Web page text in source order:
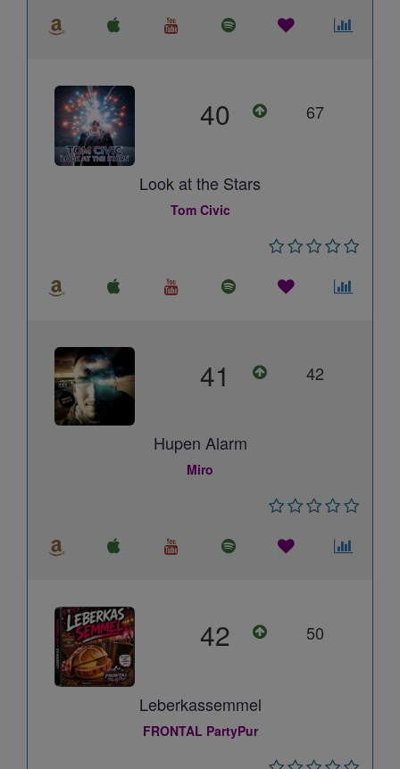
40 67
Look at the Stars
Tom Civic
41 42
Hupen Alarm
Miro
42 50
Leberkassemmel
FRONTAL PartyPur